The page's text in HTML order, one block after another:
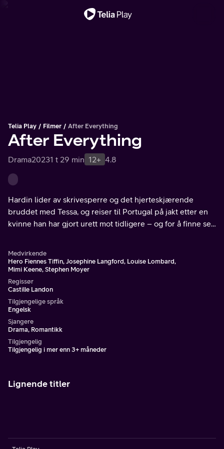
Telia Play Filmer After Everything
After Everything
Drama20231 t 29 min 12+ 4.8
Hardin lider av skrivesperre og det hjerteskjærende
bruddet med Tessa, og reiser til Portugal på jakt etter en
kvinne han har gjort urett mot tidligere – og for å finne seg
Medvirkende
Hero Fiennes Tiffin, Josephine Langford, Louise Lombard,
Mimi Keene, Stephen Moyer
Regissør
Castille Landon
Tilgjengelige språk
Engelsk
Sjangere
Drama, Romantikk
Tilgjengelig
Tilgjengelig i mer enn 3+ måneder
Lignende titler